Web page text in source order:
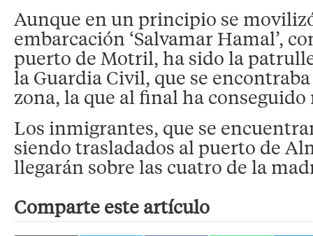
Aunque en un principio se
embarcación ‘Salvamar Hamal’,
puerto de Motril, ha sido la
la Guardia Civil, que se
zona, la que al final ha conseguido
Los inmigrantes, que se
siendo trasladados al puerto de
llegarán sobre las cuatro de la
Comparte este artículo